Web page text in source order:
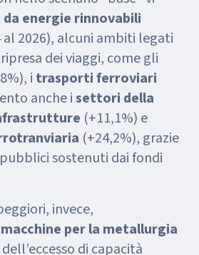
energie rinnovabili
al 2026), alcuni ambiti legati
dei viaggi, come gli
i trasporti ferroviari
anche isettori della
(+11,1%) e
(+24,2%), grazie
sostenuti dai fondi
invece,
macchine per la metallurgia
di capacità